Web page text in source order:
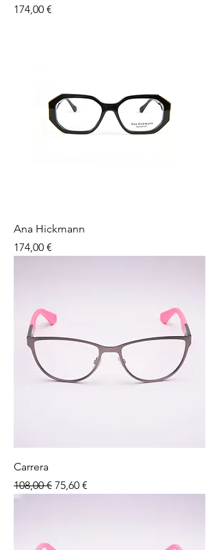
Preço
174,00 €
Ana Hickmann
Preço
174,00 €
Carrera
Preço normal
108,00 € Preço promocional
75,60 €